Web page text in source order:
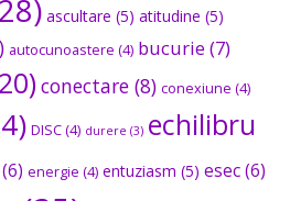
ascultare (5) atitudine (5)
autocunoastere (4) bucurie (7)
conectare(8) conexiune (4)
DISC(4) durere (3) echilibru
(6) energie (4) entuziasm (5) esec(6)